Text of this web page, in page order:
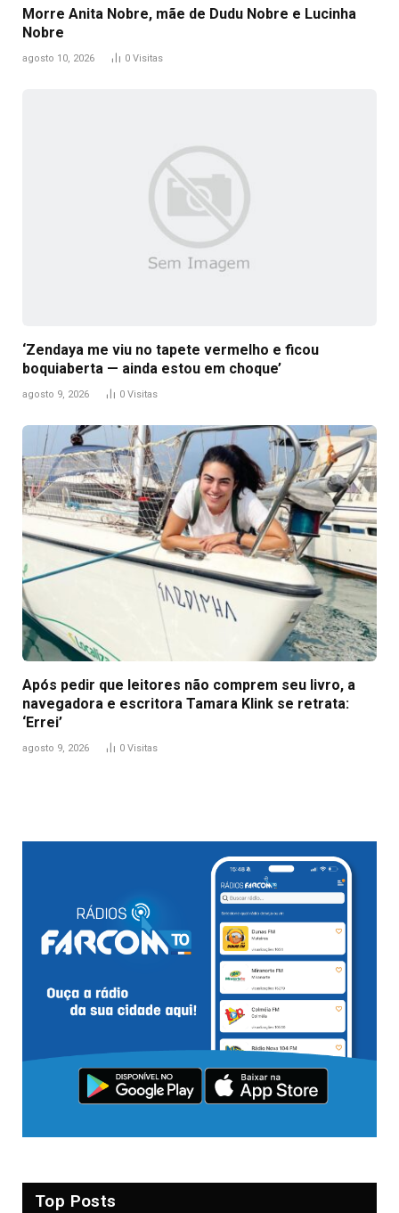
Morre Anita Nobre, mãe de Dudu Nobre e Lucinha
Nobre
agosto 10, 2026 0 Visitas
‘Zendaya me viu no tapete vermelho e ficou
boquiaberta — ainda estou em choque’
agosto 9, 2026 0 Visitas
Após pedir que leitores não comprem seu livro, a
navegadora e escritora Tamara Klink se retrata:
‘Errei’
agosto 9, 2026 0 Visitas
Top Posts